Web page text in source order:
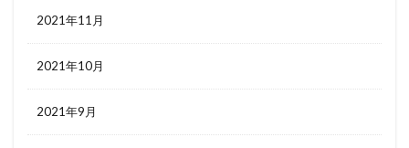
2021年11月
2021年10月
2021年9月